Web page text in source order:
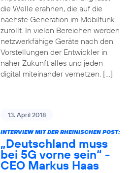
die Welle erahnen, die auf die
nächste Generation im Mobilfunk
zurollt. In vielen Bereichen werden
netzwerkfähige Geräte nach den
Vorstellungen der Entwickler in
naher Zukunft alles und jeden
digital miteinander vernetzen. […]
13. April 2018
INTERVIEW MIT DER RHEINISCHEN POST:
„Deutschland muss
bei 5G vorne sein“ -
CEO Markus Haas